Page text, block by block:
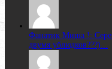
Фанатик Миша !:
двумя ублюдков???)...